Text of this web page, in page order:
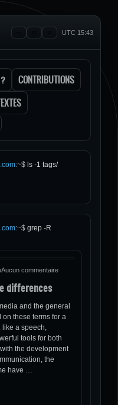
UTC 15:43
CONTRIBUTIONS
:~$ ls -1 tags/
:~$ grep -R
Aucun commentaire
differences
and the general
these terms for a
a speech,
tools for both
the development
the
have …